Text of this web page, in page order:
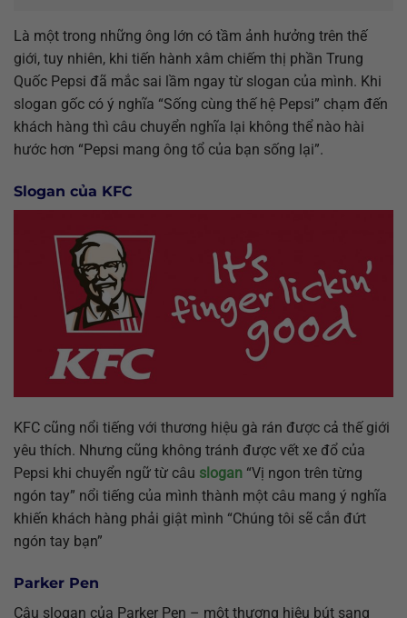
Là một trong những ông lớn có tầm ảnh hưởng trên thế
giới, tuy nhiên, khi tiến hành xâm chiếm thị phần Trung
Quốc Pepsi đã mắc sai lầm ngay từ slogan của mình. Khi
slogan gốc có ý nghĩa “Sống cùng thế hệ Pepsi” chạm đến
khách hàng thì câu chuyển nghĩa lại không thể nào hài
hước hơn “Pepsi mang ông tổ của bạn sống lại”.
Slogan của KFC
KFC cũng nổi tiếng với thương hiệu gà rán được cả thế giới
yêu thích. Nhưng cũng không tránh được vết xe đổ của
Pepsi khi chuyển ngữ từ câu slogan “Vị ngon trên từng
ngón tay” nổi tiếng của mình thành một câu mang ý nghĩa
khiến khách hàng phải giật mình “Chúng tôi sẽ cắn đứt
ngón tay bạn”
Parker Pen
Câu slogan của Parker Pen – một thương hiệu bút sang